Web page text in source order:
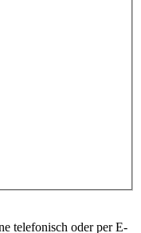
telefonisch oder per E-